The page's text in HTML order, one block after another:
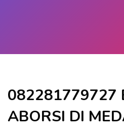
082281779727
ABORSI DI